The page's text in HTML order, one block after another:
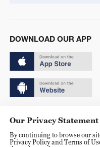
DOWNLOAD OUR APP
京ICP备20000184号
Our Privacy
By continuing to browse our
Privacy Policy and Terms of